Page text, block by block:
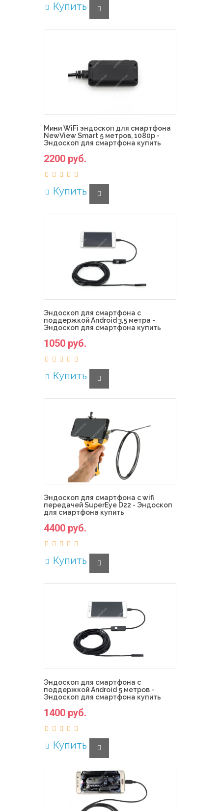
Купить
Мини WiFi эндоскоп для смартфона
NewView Smart 5 метров, 1080p -
Эндоскоп для смартфона купить
2200 руб.
Купить
Эндоскоп для смартфона с
поддержкой Android 3,5 метра -
Эндоскоп для смартфона купить
1050 руб.
Купить
Эндоскоп для смартфона с wifi
передачей SuperEye D22 - Эндоскоп
для смартфона купить
4400 руб.
Купить
Эндоскоп для смартфона с
поддержкой Android 5 метров -
Эндоскоп для смартфона купить
1400 руб.
Купить